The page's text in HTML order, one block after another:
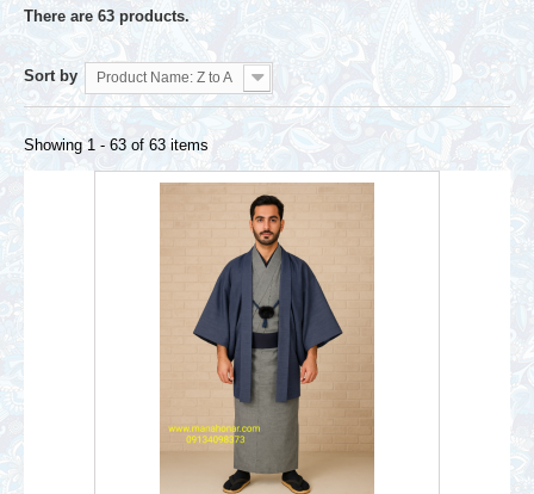
There are 63 products.
Sort by Product Name: Z to A
Showing 1 - 63 of 63 items